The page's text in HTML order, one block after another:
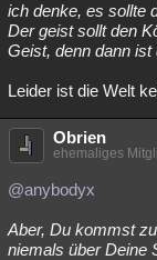
ich denke, es sollte
Der geist sollt den
Geist, denn dann
Leider ist die Welt
Obrien
ehemaliges
@anybodyx
Aber, Du kommst
niemals über Deine